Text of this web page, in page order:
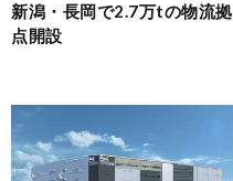
新潟・長岡で2.7万tの物流拠
点開設